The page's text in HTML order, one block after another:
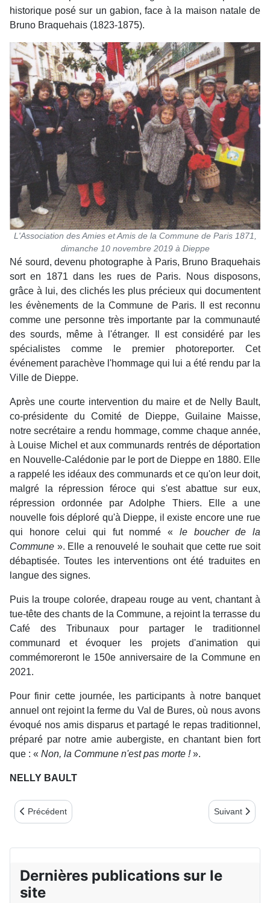
historique posé sur un gabion, face à la maison natale de
Bruno Braquehais (1823-1875).
L'Association des Amies et Amis de la Commune de Paris 1871,
dimanche 10 novembre 2019 à Dieppe
Né sourd, devenu photographe à Paris, Bruno Braquehais
sort en 1871 dans les rues de Paris. Nous disposons,
grâce à lui, des clichés les plus précieux qui documentent
les évènements de la Commune de Paris. Il est reconnu
comme une personne très importante par la communauté
des sourds, même à l'étranger. Il est considéré par les
spécialistes comme le premier photoreporter. Cet
événement parachève l'hommage qui lui a été rendu par la
Ville de Dieppe.
Après une courte intervention du maire et de Nelly Bault,
co-présidente du Comité de Dieppe, Guilaine Maisse,
notre secrétaire a rendu hommage, comme chaque année,
à Louise Michel et aux communards rentrés de déportation
en Nouvelle-Calédonie par le port de Dieppe en 1880. Elle
a rappelé les idéaux des communards et ce qu'on leur doit,
malgré la répression féroce qui s'est abattue sur eux,
répression ordonnée par Adolphe Thiers. Elle a une
nouvelle fois déploré qu'à Dieppe, il existe encore une rue
qui honore celui qui fut nommé « le boucher de la
Commune ». Elle a renouvelé le souhait que cette rue soit
débaptisée. Toutes les interventions ont été traduites en
langue des signes.
Puis la troupe colorée, drapeau rouge au vent, chantant à
tue-tête des chants de la Commune, a rejoint la terrasse du
Café des Tribunaux pour partager le traditionnel
communard et évoquer les projets d'animation qui
commémoreront le 150e anniversaire de la Commune en
2021.
Pour finir cette journée, les participants à notre banquet
annuel ont rejoint la ferme du Val de Bures, où nous avons
évoqué nos amis disparus et partagé le repas traditionnel,
préparé par notre amie aubergiste, en chantant bien fort
que : « Non, la Commune n'est pas morte !».
NELLY BAULT
Article précédent : COMITÉ GARD-CÉVENNES : HOMMAGE À
Précédent Article suivant
Suivant
Dernières publications sur le
site